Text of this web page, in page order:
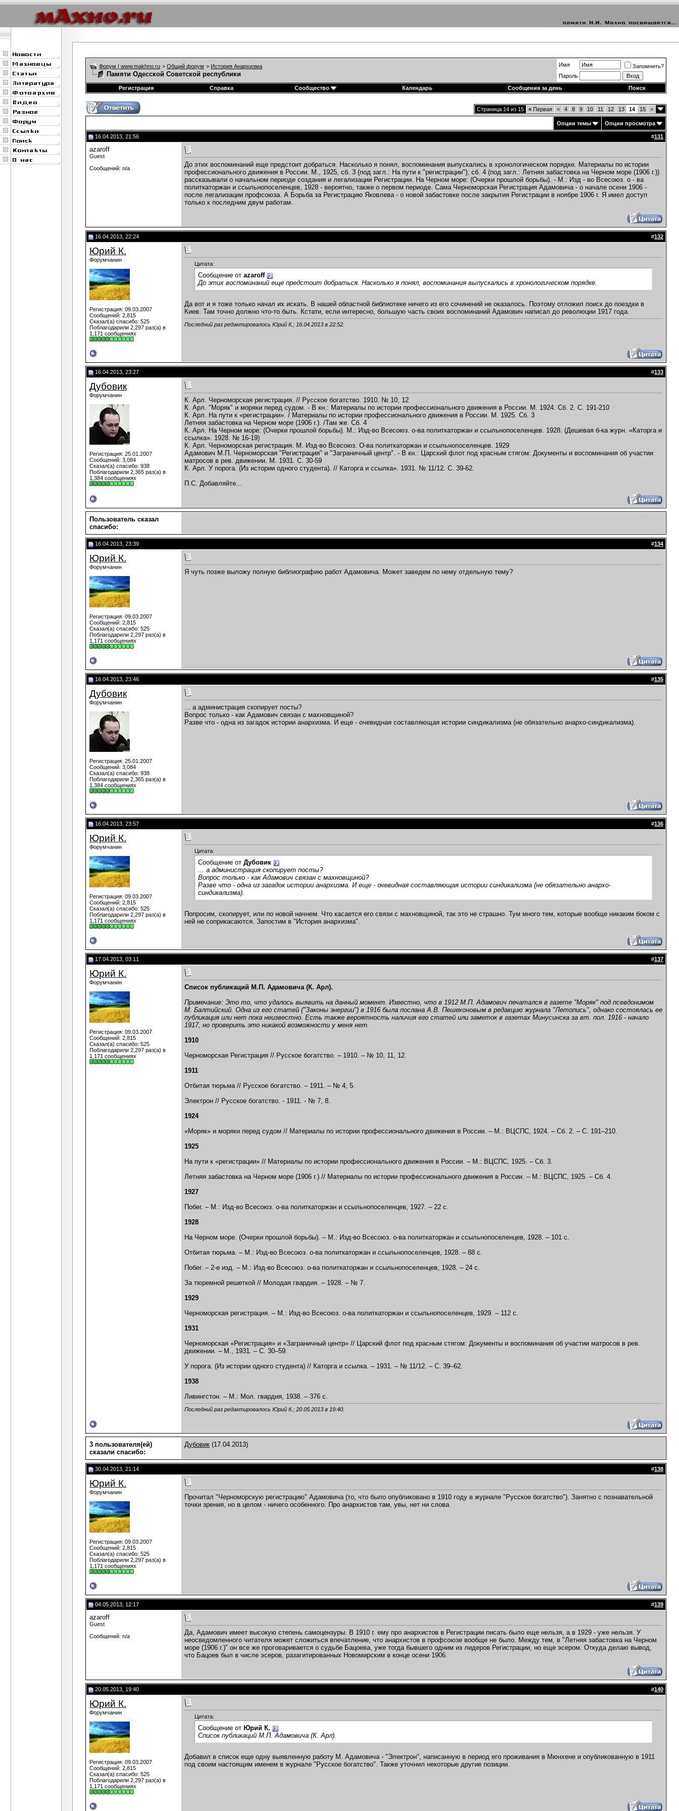
Форум | www.makhno.ru > Общий форум > История Анархизма
Памяти Одесской Советской республики
Имя
Запомнить?
Пароль
Регистрация
Справка Сообщество Календарь Сообщения за день Поиск
Страница 14 из 15 « Первая < 4 8 9 10 11 12 13 14 15 >
Опции темы Опции просмотра
16.04.2013, 21:56 #131
azaroff
Guest
Сообщений: n/a
До этих воспоминаний еще предстоит добраться. Насколько я понял, воспоминания выпускались в хронологическом порядке. Материалы по истории
профессионального движения в России. М., 1925, сб. 3 (под загл.: На пути к "регистрации"); сб. 4 (под загл.: Летняя забастовка на Черном море (1906 г.))
рассказывали о начальном периоде создания и легализации Регистрации. На Черном море: (Очерки прошлой борьбы). - М.: Изд - во Всесоюз. о - ва
политкаторжан и ссыльнопоселенцев, 1928 - вероятно, также о первом периоде. Сама Черноморская Регистрация Адамовича - о начале осени 1906 -
после легализации профсоюза. А Борьба за Регистрацию Яковлева - о новой забастовке после закрытия Регистрации в ноябре 1906 г. Я имел доступ
только к последним двум работам.
16.04.2013, 22:24 #132
Юрий К.
Форумчанин
Регистрация: 09.03.2007
Сообщений: 2,815
Сказал(а) спасибо: 525
Поблагодарили 2,297 раз(а) в
1,171 сообщениях
Цитата:
Сообщение от azaroff
До этих воспоминаний еще предстоит добраться. Насколько я понял, воспоминания выпускались в хронологическом порядке.
Да вот и я тоже только начал их искать. В нашей областной библиотеке ничего из его сочинений не оказалось. Поэтому отложил поиск до поездки в
Киев. Там точно должно что-то быть. Кстати, если интересно, большую часть своих воспоминаний Адамович написал до революции 1917 года.
Последний раз редактировалось Юрий К.; 16.04.2013 в 22:52
16.04.2013, 23:27 #133
Дубовик
Форумчанин
Регистрация: 25.01.2007
Сообщений: 3,084
Сказал(а) спасибо: 938
Поблагодарили 2,365 раз(а) в
1,384 сообщениях
К. Арл. Черноморская регистрация. // Русское богатство. 1910. № 10, 12
К. Арл. "Моряк" и моряки перед судом. - В кн.: Материалы по истории профессионального движения в России. М. 1924. Сб. 2. С. 191-210
К. Арл. На пути к «регистрации». / Материалы по истории профессионального движения в России. М. 1925. Сб. 3
Летняя забастовка на Черном море (1906 г.). /Там же. Сб. 4
К. Арл. На Черном море: (Очерки прошлой борьбы). М.: Изд-во Всесоюз. о-ва политкаторжан и ссыльнопоселенцев. 1928. (Дешевая б-ка журн. «Каторга и
ссылка». 1928. № 16-19)
К. Арл. Черноморская регистрация. М. Изд-во Всесоюз. О-ва политкаторжан и ссыльнопоселенцев. 1929
Адамович М.П. Черноморская "Регистрация" и "Заграничный центр". - В кн.: Царский флот под красным стягом: Документы и воспоминания об участии
матросов в рев. движении. М. 1931. С. 30-59
К. Арл. У порога. (Из истории одного студента). // Каторга и ссылка». 1931. № 11/12. С. 39-62.
П.С. Добавляйте...
Пользователь сказал
cпасибо:
16.04.2013, 23:39 #134
Юрий К.
Форумчанин
Регистрация: 09.03.2007
Сообщений: 2,815
Сказал(а) спасибо: 525
Поблагодарили 2,297 раз(а) в
1,171 сообщениях
Я чуть позже выложу полную библиографию работ Адамовича. Может заведем по нему отдельную тему?
16.04.2013, 23:46 #135
Дубовик
Форумчанин
Регистрация: 25.01.2007
Сообщений: 3,084
Сказал(а) спасибо: 938
Поблагодарили 2,365 раз(а) в
1,384 сообщениях
... а администрация скопирует посты?
Вопрос только - как Адамович связан с махновщиной?
Разве что - одна из загадок истории анархизма. И еще - очевидная составляющая истории синдикализма (не обязательно анархо-синдикализма).
16.04.2013, 23:57 #136
Юрий К.
Форумчанин
Регистрация: 09.03.2007
Сообщений: 2,815
Сказал(а) спасибо: 525
Поблагодарили 2,297 раз(а) в
1,171 сообщениях
Цитата:
Сообщение от Дубовик
... а администрация скопирует посты?
Вопрос только - как Адамович связан с махновщиной?
Разве что - одна из загадок истории анархизма. И еще - очевидная составляющая истории синдикализма (не обязательно анархо-
синдикализма).
Попросим, скопирует, или по новой начнем. Что касается его связи с махновщиной, так это не страшно. Тум много тем, которые вообще никаким боком с
ней не соприкасаются. Запостим в "История анархизма".
17.04.2013, 03:11 #137
Юрий К.
Форумчанин
Регистрация: 09.03.2007
Сообщений: 2,815
Сказал(а) спасибо: 525
Поблагодарили 2,297 раз(а) в
1,171 сообщениях
Список публикаций М.П. Адамовича (К. Арл).
Примечание: Это то, что удалось выявить на данный момент. Известно, что в 1912 М.П. Адамович печатался в газете "Моряк" под псевдонимом
М. Балтийский. Одна из его статей ("Законы энергии") в 1916 была послана А.В. Пешехоновым в редакцию журнала "Летопись", однако состоялась ее
публикация или нет пока неизвестно. Есть также вероятность наличия его статей или заметок в газетах Минусинска за вт. пол. 1916 - начало
1917, но проверить это никакой возможности у меня нет.
1910
Черноморская Регистрация // Русское богатство. – 1910. – № 10, 11, 12.
1911
Отбитая тюрьма // Русское богатство. – 1911. – № 4, 5.
Электрон // Русское богатство. - 1911. - № 7, 8.
1924
«Моряк» и моряки перед судом // Материалы по истории профессионального движения в России. – М.: ВЦСПС, 1924. – Сб. 2. – С. 191–210.
1925
На пути к «регистрации» // Материалы по истории профессионального движения в России. – М.: ВЦСПС, 1925. – Сб. 3.
Летняя забастовка на Черном море (1906 г.) // Материалы по истории профессионального движения в России. – М.: ВЦСПС, 1925. – Сб. 4.
1927
Побег. – М.: Изд-во Всесоюз. о-ва политкаторжан и ссыльнопоселенцев, 1927. – 22 с.
1928
На Черном море. (Очерки прошлой борьбы). – М.: Изд-во Всесоюз. о-ва политкаторжан и ссыльнопоселенцев, 1928. – 101 с.
Отбитая тюрьма. – М.: Изд-во Всесоюз. о-ва политкаторжан и ссыльнопоселенцев, 1928. – 88 с.
Побег. – 2-е изд. – М.: Изд-во Всесоюз. о-ва политкаторжан и ссыльнопоселенцев, 1928. – 24 с.
За тюремной решеткой // Молодая гвардия. – 1928. – № 7.
1929
Черноморская регистрация. – М.: Изд-во Всесоюз. о-ва политкаторжан и ссыльнопоселенцев, 1929. – 112 с.
1931
Черноморская «Регистрация» и «Заграничный центр» // Царский флот под красным стягом: Документы и воспоминания об участии матросов в рев.
движении. – М., 1931. – С. 30–59.
У порога. (Из истории одного студента) // Каторга и ссылка. – 1931. – № 11/12. – С. 39–62.
1938
Ливингстон. – М.: Мол. гвардия, 1938. – 376 с.
Последний раз редактировалось Юрий К.; 20.05.2013 в 19:40
3 пользователя(ей)
сказали cпасибо:
Дубовик (17.04.2013)
30.04.2013, 21:14 #138
Юрий К.
Форумчанин
Регистрация: 09.03.2007
Сообщений: 2,815
Сказал(а) спасибо: 525
Поблагодарили 2,297 раз(а) в
1,171 сообщениях
Прочитал "Черноморскую регистрацию" Адамовича (то, что было опубликовано в 1910 году в журнале "Русское богатство"). Занятно с познавательной
точки зрения, но в целом - ничего особенного. Про анархистов там, увы, нет ни слова.
04.05.2013, 12:17 #139
azaroff
Guest
Сообщений: n/a
Да, Адамович имеет высокую степень самоцензуры. В 1910 г. ему про анархистов в Регистрации писать было еще нельзя, а в 1929 - уже нельзя. У
неосведомленного читателя может сложиться впечатление, что анархистов в профсоюзе вообще не было. Между тем, в "Летняя забастовка на Черном
море (1906 г.)" он все же проговаривается о судьбе Бацоева, уже тогда бывшего одним из лидеров Регистрации, но еще эсером. Откуда делаю вывод,
что Бацоев был в числе эсеров, разагитированных Новомирским в конце осени 1906.
20.05.2013, 19:40 #140
Юрий К.
Форумчанин
Регистрация: 09.03.2007
Сообщений: 2,815
Сказал(а) спасибо: 525
Поблагодарили 2,297 раз(а) в
1,171 сообщениях
Цитата:
Сообщение от Юрий К.
Список публикаций М.П. Адамовича (К. Арл).
Добавил в список еще одну выявленную работу М. Адамовича - "Электрон", написанную в период его проживания в Мюнхене и опубликованную в 1911
под своим настоящим именем в журнале "Русское богатство". Также уточнил некоторые другие позиции.